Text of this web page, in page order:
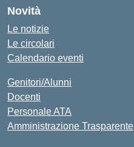
Novità
Le notizie
Le circolari
Calendario eventi
Genitori/Alunni
Docenti
Personale ATA
Amministrazione Trasparente